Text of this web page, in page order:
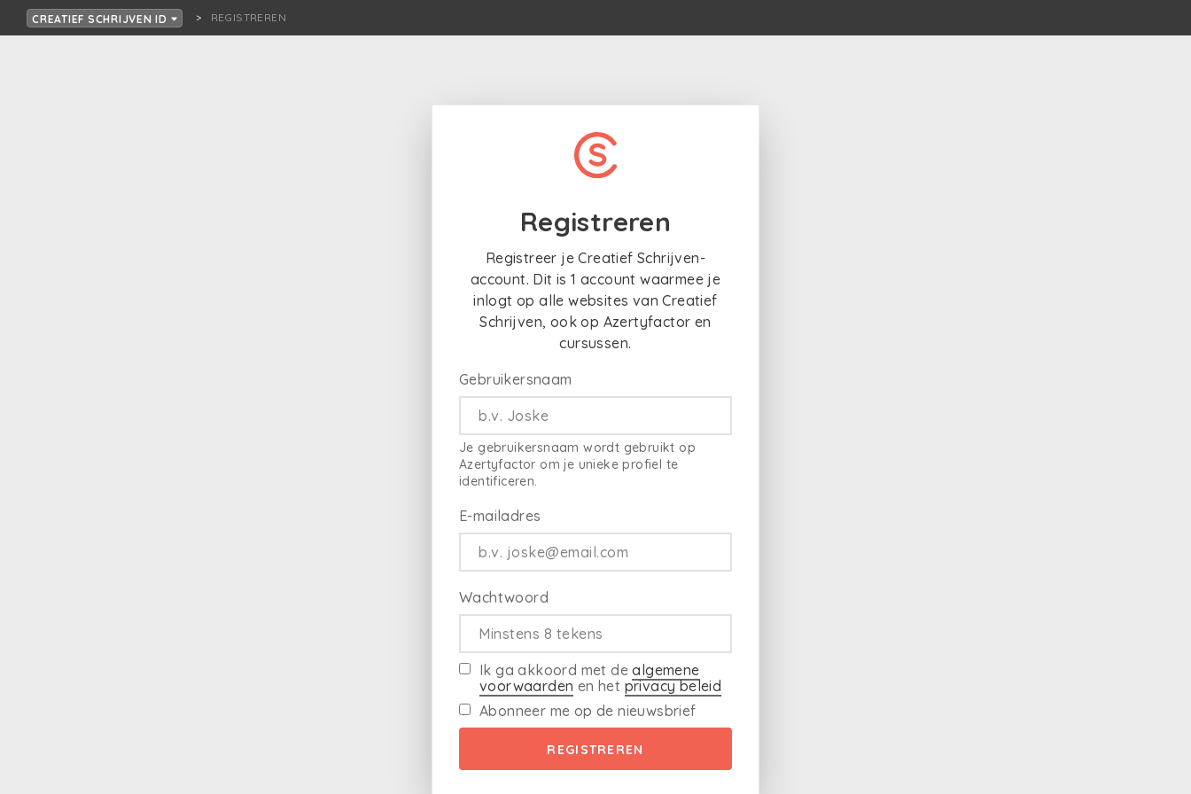
CREATIEF SCHRIJVEN ID REGISTREREN
Registreren
Registreer je Creatief Schrijven-
account. Dit is 1 account waarmee je
inlogt op alle websites van Creatief
Schrijven, ook op Azertyfactor en
cursussen.
Gebruikersnaam
Je gebruikersnaam wordt gebruikt op
Azertyfactor om je unieke profiel te
identificeren.
E-mailadres
Wachtwoord
Ik ga akkoord met dealgemene
voorwaarden en het privacy beleid
Abonneer me op de nieuwsbrief
REGISTREREN